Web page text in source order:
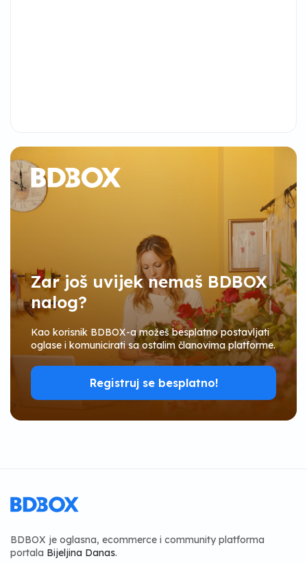
Zar još uvijek nemaš BDBOX
nalog?
Kao korisnik BDBOX-a možeš besplatno postavljati
oglase i komunicirati sa ostalim članovima platforme.
Registruj se besplatno!
BDBOX je oglasna, ecommerce i community platforma
portala Bijeljina Danas.